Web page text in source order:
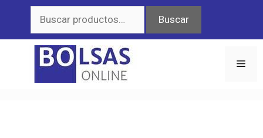
contenido
por:
Buscar